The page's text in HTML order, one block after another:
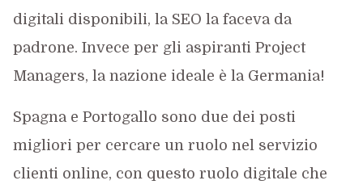
digitali disponibili, la SEO la faceva da
padrone. Invece per gli aspiranti Project
Managers, la nazione ideale è la Germania!
Spagna e Portogallo sono due dei posti
migliori per cercare un ruolo nel servizio
clienti online, con questo ruolo digitale che